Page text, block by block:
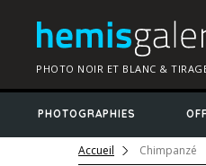
PHOTO NOIR ET BLANC &
PHOTOGRAPHIES
Accueil Chimpanzé